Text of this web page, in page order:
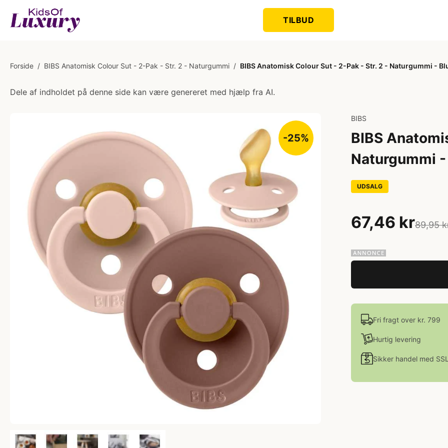
TILBUD
Forside / BIBS Anatomisk Colour Sut - 2-Pak - Str. 2 - Naturgummi / BIBS Anatomisk Colour Sut - 2-Pak - Str. 2 - Naturgummi -
Dele af indholdet på denne side kan være genereret med hjælp fra AI.
-25%
BIBS
BIBS
Naturgummi
UDSALG
67,46 kr89,95
Fri fragt over kr. 799
Hurtig levering
Sikker handel med SSL